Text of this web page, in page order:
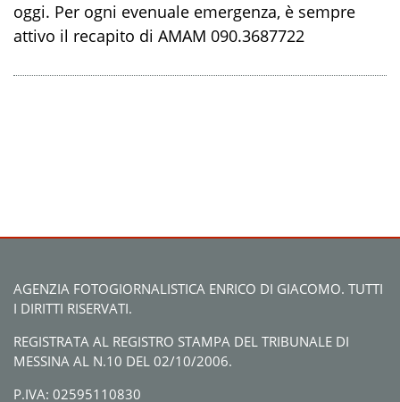
oggi. Per ogni evenuale emergenza, è sempre
attivo il recapito di AMAM 090.3687722
AGENZIA FOTOGIORNALISTICA ENRICO DI GIACOMO. TUTTI
I DIRITTI RISERVATI.
REGISTRATA AL REGISTRO STAMPA DEL TRIBUNALE DI
MESSINA AL N.10 DEL 02/10/2006.
P.IVA: 02595110830